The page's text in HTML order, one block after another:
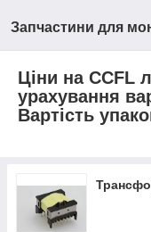
Запчастини для
Ціни на CCFL
урахування
Вартість